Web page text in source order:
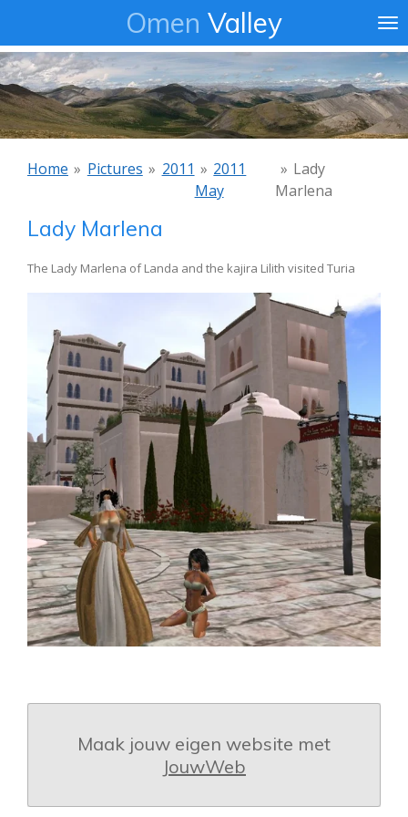
naar
de
hoofdinhoud
Omen Valley
Home » Pictures » 2011 » 2011
May
» Lady
Marlena
Lady Marlena
The Lady Marlena of Landa and the kajira Lilith visited Turia
Maak jouw eigen website met
JouwWeb